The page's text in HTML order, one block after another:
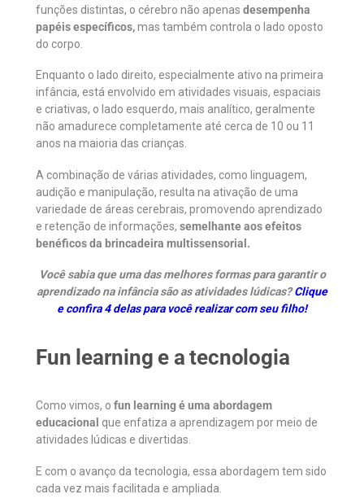
funções distintas, o cérebro não apenas desempenha
papéis específicos,mas também controla o lado oposto
do corpo.
Enquanto o lado direito, especialmente ativo na primeira
infância, está envolvido em atividades visuais, espaciais
e criativas, o lado esquerdo, mais analítico, geralmente
não amadurece completamente até cerca de 10 ou 11
anos na maioria das crianças.
A combinação de várias atividades, como linguagem,
audição e manipulação, resulta na ativação de uma
variedade de áreas cerebrais, promovendo aprendizado
e retenção de informações, semelhante aos efeitos
benéficos da brincadeira multissensorial.
Você sabia que uma das melhores formas para garantir o
aprendizado na infância são as atividades lúdicas?Clique
e confira 4 delas para você realizar com seu filho!
Fun learning e a tecnologia
Como vimos, o fun learning é uma abordagem
educacional que enfatiza a aprendizagem por meio de
atividades lúdicas e divertidas.
E com o avanço da tecnologia, essa abordagem tem sido
cada vez mais facilitada e ampliada.